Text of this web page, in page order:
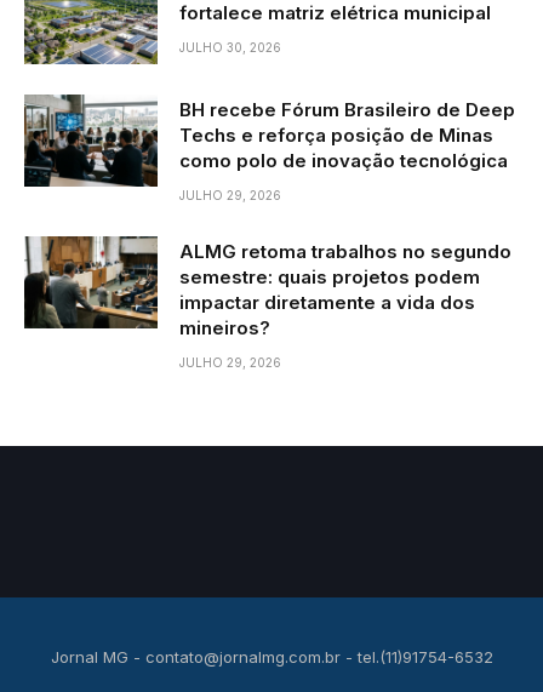
fortalece matriz elétrica municipal
JULHO 30, 2026
BH recebe Fórum Brasileiro de Deep
Techs e reforça posição de Minas
como polo de inovação tecnológica
JULHO 29, 2026
ALMG retoma trabalhos no segundo
semestre: quais projetos podem
impactar diretamente a vida dos
mineiros?
JULHO 29, 2026
Jornal MG - contato@jornalmg.com.br- tel.(11)91754-6532